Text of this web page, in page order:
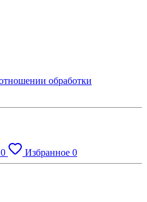
обработки
0 Избранное 0